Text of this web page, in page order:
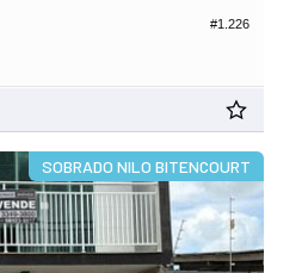
#1.226
SOBRADO NILO BITENCOURT